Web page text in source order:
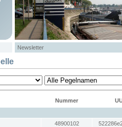
Newsletter
Nummer
48900102